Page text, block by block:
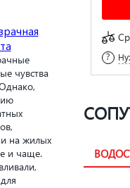
чувства
на жилых
и чаще.